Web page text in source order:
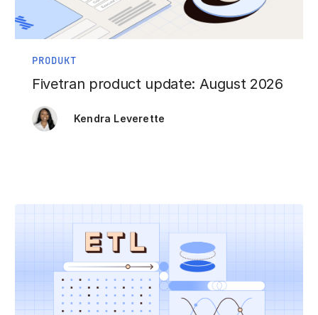
PRODUKT
Fivetran product update: August 2026
Kendra Leverette